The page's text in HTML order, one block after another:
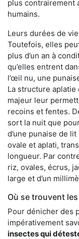
plus contrairement
humains.
Leurs durées de
Toutefois, elles
plus d’un an à
qu’elles entrent
l’œil nu, une
La structure
majeur leur
recoins et fentes.
sort la nuit que
d’une punaise de
ovale et aplati,
longueur. Par
riz, ovales, écrus,
large et d’un
Où se trouvent
Pour dénicher des
impérativement
insectes qui